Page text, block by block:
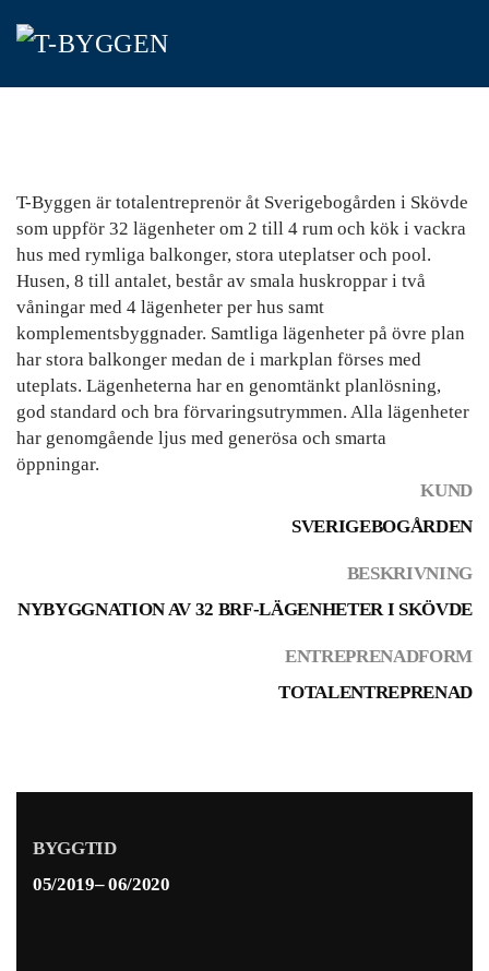
to
T-Byggen är totalentreprenör åt Sverigebogården i Skövde
som uppför 32 lägenheter om 2 till 4 rum och kök i vackra
hus med rymliga balkonger, stora uteplatser och pool.
Husen, 8 till antalet, består av smala huskroppar i två
våningar med 4 lägenheter per hus samt
komplementsbyggnader. Samtliga lägenheter på övre plan
har stora balkonger medan de i markplan förses med
uteplats. Lägenheterna har en genomtänkt planlösning,
god standard och bra förvaringsutrymmen. Alla lägenheter
har genomgående ljus med generösa och smarta
öppningar.
KUND
SVERIGEBOGÅRDEN
BESKRIVNING
NYBYGGNATION AV 32 BRF-LÄGENHETER I SKÖVDE
ENTREPRENADFORM
TOTALENTREPRENAD
BYGGTID
05/2019– 06/2020